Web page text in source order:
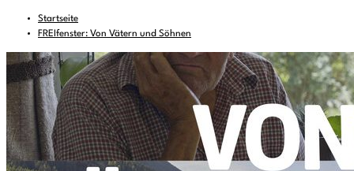
Startseite
FREIfenster: Von Vätern und Söhnen